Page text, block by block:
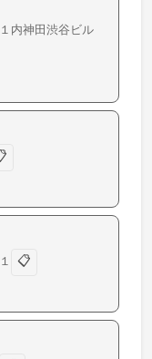
内神田渋谷ビル
📋